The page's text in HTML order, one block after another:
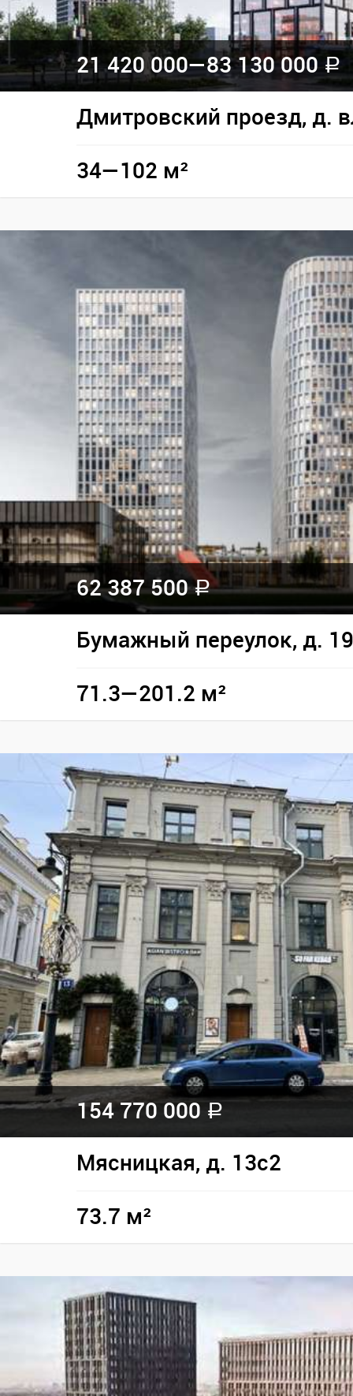
21 420 000—83 130 000 a
Дмитровский проезд, д.
34—102 м²
62 387 500a
Бумажный переулок, д. 19
71.3—201.2 м²
154 770 000 a
Мясницкая, д. 13с2
73.7 м²